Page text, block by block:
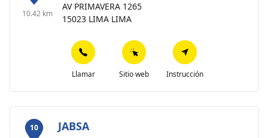
10.42 km
AV PRIMAVERA 1265
15023 LIMA LIMA
Llamar Sitio web Instrucción
10 JABSA